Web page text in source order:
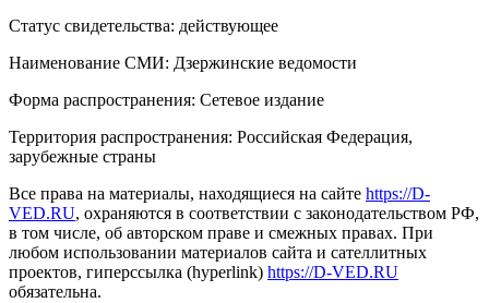
Статус свидетельства: действующее
Наименование СМИ: Дзержинские ведомости
Форма распространения: Сетевое издание
Территория распространения: Российская Федерация,
зарубежные страны
Все права на материалы, находящиеся на сайте https://D-
VED.RU, охраняются в соответствии с законодательством РФ,
в том числе, об авторском праве и смежных правах. При
любом использовании материалов сайта и сателлитных
проектов, гиперссылка (hyperlink) https://D-VED.RU
обязательна.